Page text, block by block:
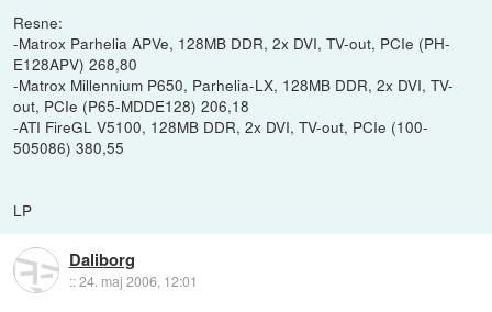
Resne:
-Matrox Parhelia APVe, 128MB DDR, 2x DVI, TV-out, PCIe (PH-
E128APV) 268,80
-Matrox Millennium P650, Parhelia-LX, 128MB DDR, 2x DVI, TV-
out, PCIe (P65-MDDE128) 206,18
-ATI FireGL V5100, 128MB DDR, 2x DVI, TV-out, PCIe (100-
505086) 380,55
LP
Daliborg
::24. maj 2006, 12:01